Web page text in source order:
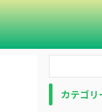
カテゴリ